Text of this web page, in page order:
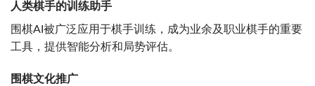
人类棋手的训练助手
围棋AI被广泛应用于棋手训练，成为业余及职业棋手的重要
工具，提供智能分析和局势评估。
围棋文化推广